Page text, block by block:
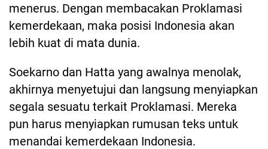
menerus. Dengan membacakan Proklamasi
kemerdekaan, maka posisi Indonesia akan
lebih kuat di mata dunia.
Soekarno dan Hatta yang awalnya menolak,
akhirnya menyetujui dan langsung menyiapkan
segala sesuatu terkait Proklamasi. Mereka
pun harus menyiapkan rumusan teks untuk
menandai kemerdekaan Indonesia.